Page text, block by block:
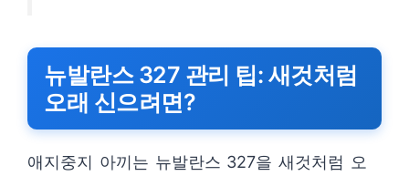
뉴발란스 327 관리 팁: 새것처럼
오래 신으려면?
애지중지 아끼는 뉴발란스 327을 새것처럼 오